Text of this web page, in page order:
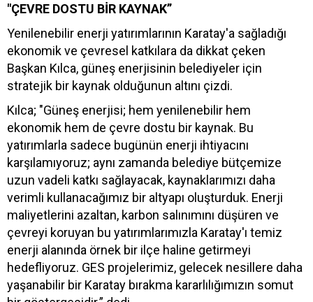
"ÇEVRE DOSTU BİR KAYNAK”
Yenilenebilir enerji yatırımlarının Karatay'a sağladığı
ekonomik ve çevresel katkılara da dikkat çeken
Başkan Kılca, güneş enerjisinin belediyeler için
stratejik bir kaynak olduğunun altını çizdi.
Kılca; "Güneş enerjisi; hem yenilenebilir hem
ekonomik hem de çevre dostu bir kaynak. Bu
yatırımlarla sadece bugünün enerji ihtiyacını
karşılamıyoruz; aynı zamanda belediye bütçemize
uzun vadeli katkı sağlayacak, kaynaklarımızı daha
verimli kullanacağımız bir altyapı oluşturduk. Enerji
maliyetlerini azaltan, karbon salınımını düşüren ve
çevreyi koruyan bu yatırımlarımızla Karatay'ı temiz
enerji alanında örnek bir ilçe haline getirmeyi
hedefliyoruz. GES projelerimiz, gelecek nesillere daha
yaşanabilir bir Karatay bırakma kararlılığımızın somut